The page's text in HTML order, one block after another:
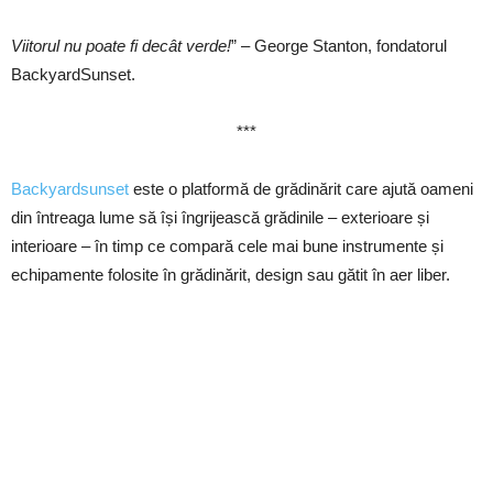
Viitorul nu poate fi decât verde!” – George Stanton, fondatorul
BackyardSunset.
***
Backyardsunset este o platformă de grădinărit care ajută oameni
din întreaga lume să își îngrijească grădinile – exterioare și
interioare – în timp ce compară cele mai bune instrumente și
echipamente folosite în grădinărit, design sau gătit în aer liber.